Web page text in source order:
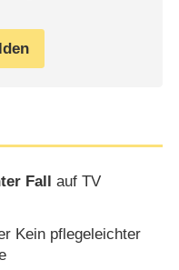
Fall auf TV
Kein pflegeleichter